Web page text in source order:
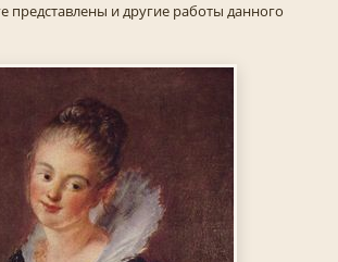
представлены и другие работы данного